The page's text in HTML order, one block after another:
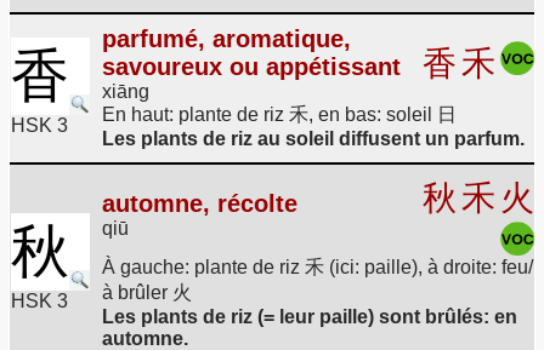
香
HSK 3
parfumé, aromatique,
savoureux ou appétissant
xiāng
香禾
En haut: plante de riz 禾, en bas: soleil 日
Les plants de riz au soleil diffusent un parfum.
秋
HSK 3
automne, récolte
qiū
秋 禾 火
À gauche: plante de riz 禾 (ici: paille), à droite: feu/
à brûler 火
Les plants de riz (= leur paille) sont brûlés: en
automne.